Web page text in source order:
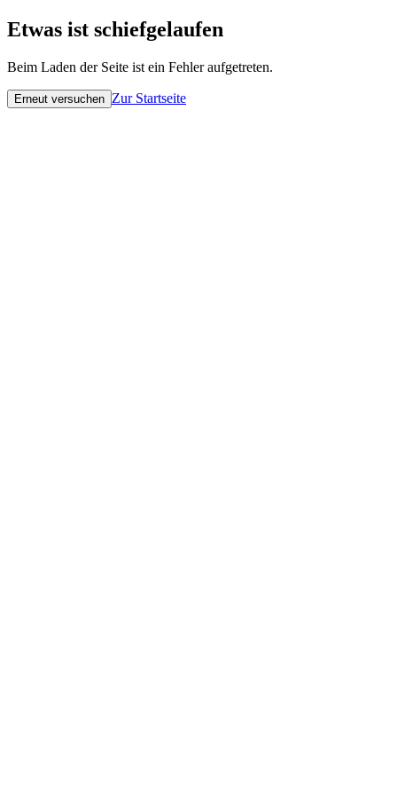
Etwas ist schiefgelaufen
Beim Laden der Seite ist ein Fehler aufgetreten.
Erneut versuchen Zur Startseite